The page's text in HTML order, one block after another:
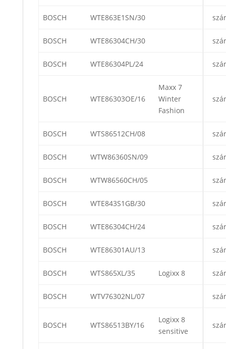
BOSCH WTE863E1SN/30
BOSCH WTE86304CH/30
BOSCH WTE86304PL/24
BOSCH WTE86303OE/16
Maxx 7
Winter
Fashion
BOSCH WTS86512CH/08
BOSCH WTW86360SN/09
BOSCH WTW86560CH/05
BOSCH WTE843S1GB/30
BOSCH WTE86304CH/24
BOSCH WTE86301AU/13
BOSCH WTS865XL/35 Logixx 8
BOSCH WTV76302NL/07
BOSCH WTS86513BY/16
Logixx 8
sensitive